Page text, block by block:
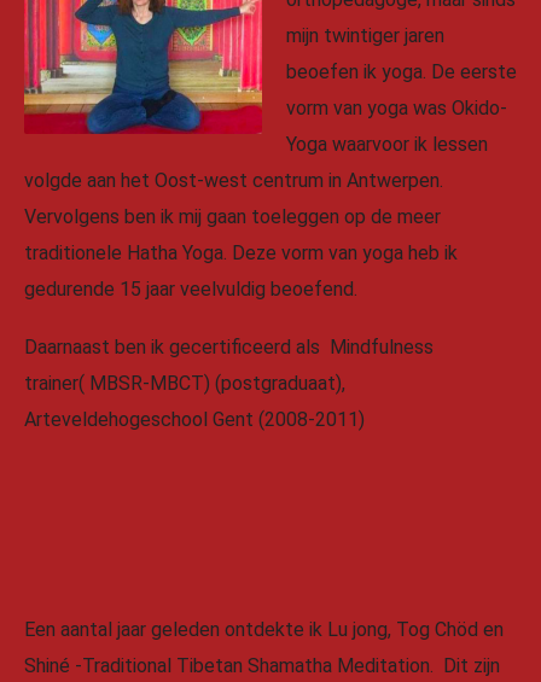
mijn twintiger jaren
beoefen ik yoga. De eerste
vorm van yoga was Okido-
Yoga waarvoor ik lessen
volgde aan het Oost-west centrum in Antwerpen.
Vervolgens ben ik mij gaan toeleggen op de meer
traditionele Hatha Yoga. Deze vorm van yoga heb ik
gedurende 15 jaar veelvuldig beoefend.
Daarnaast ben ik gecertificeerd als Mindfulness
trainer( MBSR-MBCT) (postgraduaat),
Arteveldehogeschool Gent (2008-2011)
Een aantal jaar geleden ontdekte ik Lu jong, Tog Chöd en
Shiné -Traditional Tibetan Shamatha Meditation. Dit zijn